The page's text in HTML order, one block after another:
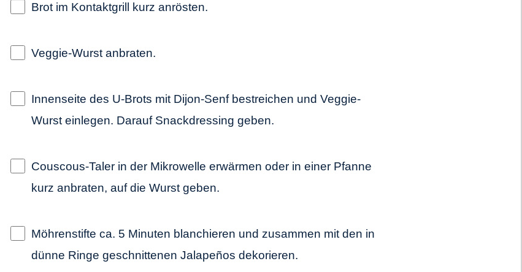
Brot im Kontaktgrill kurz anrösten.
Veggie-Wurst anbraten.
Innenseite des U-Brots mit Dijon-Senf bestreichen und Veggie-
Wurst einlegen. Darauf Snackdressing geben.
Couscous-Taler in der Mikrowelle erwärmen oder in einer Pfanne
kurz anbraten, auf die Wurst geben.
Möhrenstifte ca. 5 Minuten blanchieren und zusammen mit den in
dünne Ringe geschnittenen Jalapeños dekorieren.